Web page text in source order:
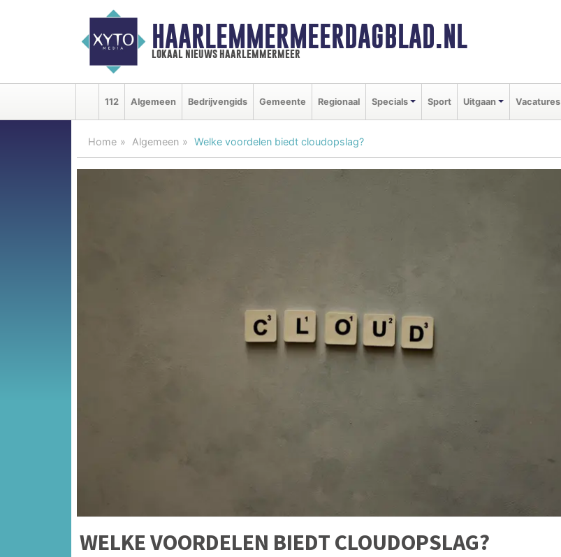
HAARLEMMERMEERDAGBLAD.NL
lokaal nieuws haarlemmermeer
112 Algemeen Bedrijvengids Gemeente Regionaal Specials Sport Uitgaan Vacatures
Home Algemeen Welke voordelen biedt cloudopslag?
WELKE VOORDELEN BIEDT CLOUDOPSLAG?